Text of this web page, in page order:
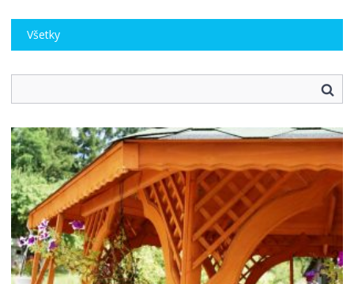
Všetky